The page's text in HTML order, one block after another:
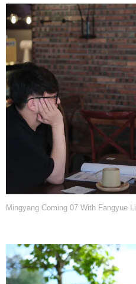
Mingyang Coming 07 With Fangyue Li